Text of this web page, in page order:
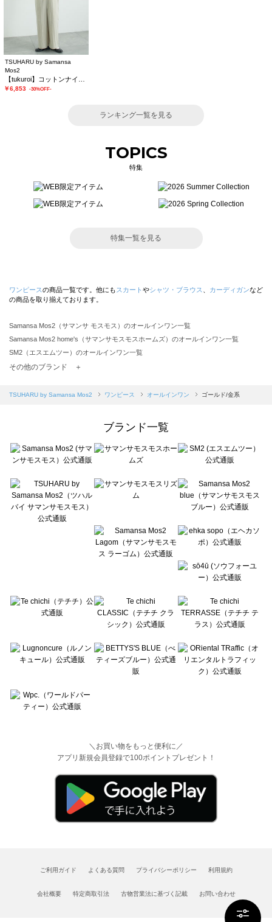
TSUHARU by Samansa
Mos2
￥6,853 -30%OFF-
ランキング一覧を見る
TOPICS
特集
特集一覧を見る
ワンピースの商品一覧です。他にも スカート やシャツ・ブラウス カーディガンなど
の商品を取り揃えております。
Samansa Mos2（サマンサ モスモス）のオールインワン一覧
Samansa Mos2 home's（サマンサモスモスホームズ）のオールインワン一覧
SM2（エスエムツー）のオールインワン一覧
Samansa Mos2 blue（サマンサモスモス ブルー）のオールインワン一覧
sō4ū（ソウフォーユー）のオールインワン一覧
Te chichi（テチチ）のオールインワン一覧
Te chichi CLASSIC（テチチ クラシック）のオールインワン一覧
Lugnoncure（ルノンキュール）のオールインワン一覧
BETTY'S BLUE（べティーズブルー）のオールインワン一覧
Wpc.（ワールドパーティー）のオールインワン一覧
その他のブランド ＋
TSUHARU by Samansa Mos2 ワンピース オールインワン ゴールド/金系
ブランド一覧
＼お買い物をもっと便利に／
アプリ新規会員登録で100ポイントプレゼント！
ご利用ガイド よくある質問 プライバシーポリシー 利用規約
会社概要 特定商取引法 古物営業法に基づく記載 お問い合わせ